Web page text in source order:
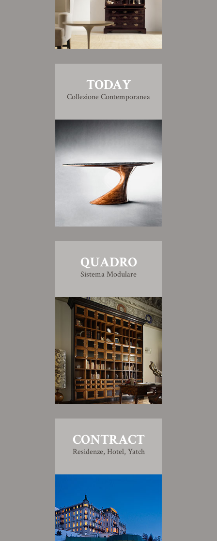
TODAY
Collezione Contemporanea
QUADRO
Sistema Modulare
CONTRACT
Residenze, Hotel, Yatch